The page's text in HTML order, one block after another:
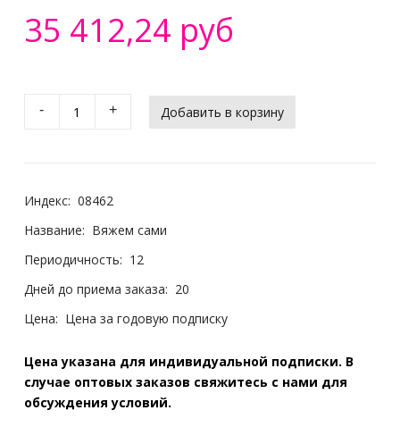
35 412,24 руб
- +
Индекс: 08462
Название: Вяжем сами
Периодичность: 12
Дней до приема заказа: 20
Цена: Цена за годовую подписку
Цена указана для индивидуальной подписки. В
случае оптовых заказов свяжитесь с нами для
обсуждения условий.